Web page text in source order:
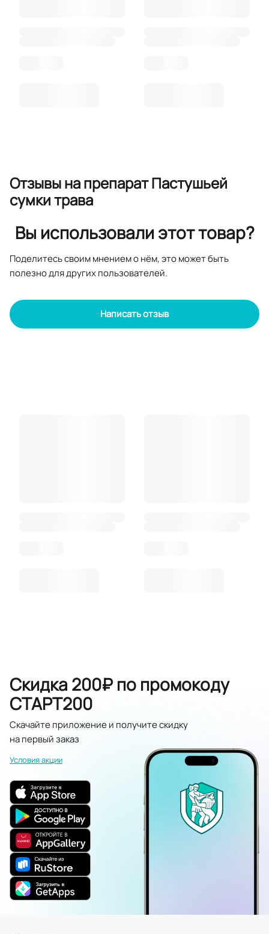
Отзывына препарат Пастушьей
сумки трава
Вы использовали этот товар?
Поделитесь своим мнением о нём, это может быть
полезно для других пользователей.
Написать отзыв
Скидка 200₽ по промокоду
СТАРТ200
Скачайте приложение и получите скидку
на первый заказ
Условия акции